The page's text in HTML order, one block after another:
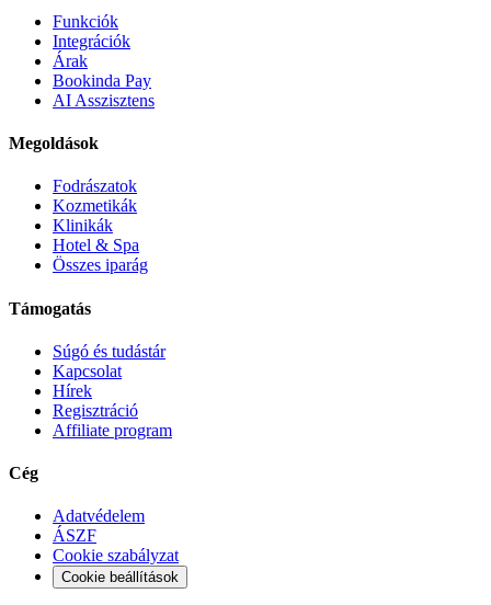
Funkciók
Integrációk
Árak
Bookinda Pay
AI Asszisztens
Megoldások
Fodrászatok
Kozmetikák
Klinikák
Hotel & Spa
Összes iparág
Támogatás
Súgó és tudástár
Kapcsolat
Hírek
Regisztráció
Affiliate program
Cég
Adatvédelem
ÁSZF
Cookie szabályzat
Cookie beállítások